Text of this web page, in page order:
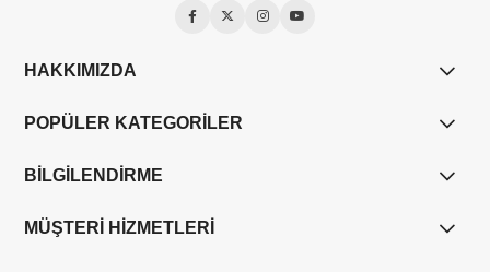
HAKKIMIZDA
POPÜLER KATEGORİLER
BİLGİLENDİRME
MÜŞTERİ HİZMETLERİ